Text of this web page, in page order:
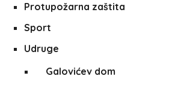
Protupožarna zaštita
Sport
Udruge
Galovićev dom